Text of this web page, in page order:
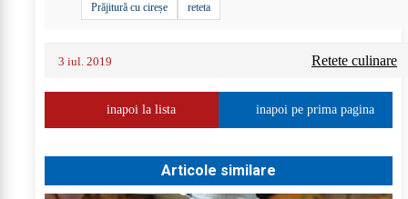
Prăjitură cu cireșe reteta
3 iul. 2019 Retete culinare
inapoi la lista inapoi pe prima pagina
Articole similare